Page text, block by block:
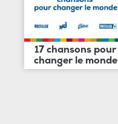
17 chansons pour
changer le monde